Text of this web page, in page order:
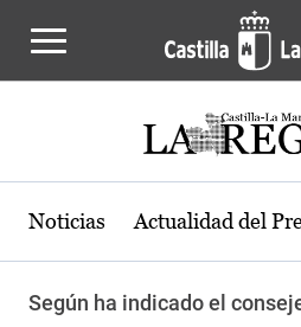
Noticias Actualidad del
Según ha indicado el